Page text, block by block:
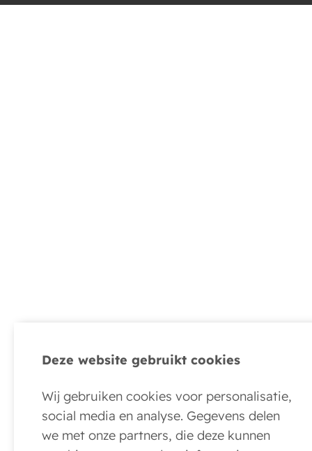
Deze website gebruikt cookies
Wij gebruiken cookies voor personalisatie,
social media en analyse. Gegevens delen
we met onze partners, die deze kunnen